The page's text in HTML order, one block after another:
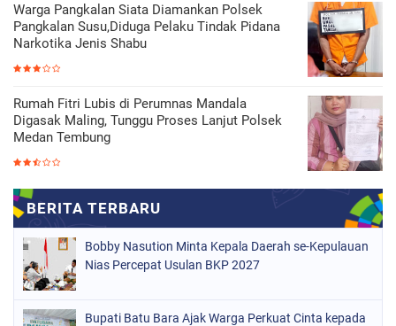
Warga Pangkalan Siata Diamankan Polsek
Pangkalan Susu,Diduga Pelaku Tindak Pidana
Narkotika Jenis Shabu
Rumah Fitri Lubis di Perumnas Mandala
Digasak Maling, Tunggu Proses Lanjut Polsek
Medan Tembung
Bobby Nasution Minta Kepala Daerah se-Kepulauan
Nias Percepat Usulan BKP 2027
Bupati Batu Bara Ajak Warga Perkuat Cinta kepada